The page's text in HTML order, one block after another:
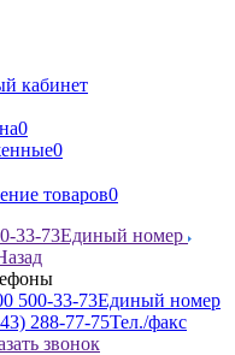
кабинет
0
0
товаров0
33-73Единый номер
500-33-73Единый номер
288-77-75Тел./факс
звонок